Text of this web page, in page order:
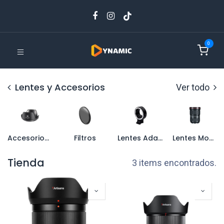
0
Lentes y Accesorios Ver todo
Accesorios2 Filtros Lentes Adaptadores Lentes Montura Canon EF
Tienda 3 items encontrados.